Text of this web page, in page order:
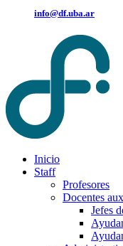
info@df.uba.ar
Inicio
Staff
Profesores
Docentes
Jefes